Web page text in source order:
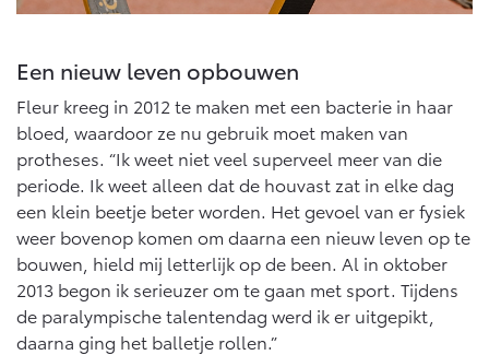
Een nieuw leven opbouwen
Fleur kreeg in 2012 te maken met een bacterie in haar
bloed, waardoor ze nu gebruik moet maken van
protheses. “Ik weet niet veel superveel meer van die
periode. Ik weet alleen dat de houvast zat in elke dag
een klein beetje beter worden. Het gevoel van er fysiek
weer bovenop komen om daarna een nieuw leven op te
bouwen, hield mij letterlijk op de been. Al in oktober
2013 begon ik serieuzer om te gaan met sport. Tijdens
de paralympische talentendag werd ik er uitgepikt,
daarna ging het balletje rollen.”